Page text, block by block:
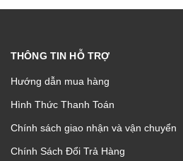
THÔNG TIN HỖ TRỢ
Hướng dẫn mua hàng
Hình Thức Thanh Toán
Chính sách giao nhận và vận chuyển
Chính Sách Đổi Trả Hàng